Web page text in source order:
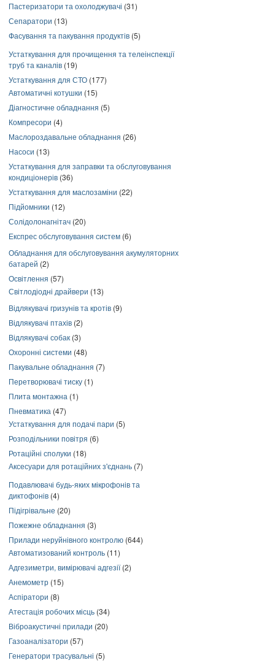
Пастеризатори та охолоджувачі (31)
Сепаратори (13)
Фасування та пакування продуктів (5)
Устаткування для прочищення та телеінспекції
труб та каналів (19)
Устаткування для СТО (177)
Автоматичні котушки (15)
Діагностичне обладнання (5)
Компресори (4)
Маслороздавальне обладнання (26)
Насоси (13)
Устаткування для заправки та обслуговування
кондиціонерів (36)
Устаткування для маслозаміни (22)
Підйомники (12)
Солідолонагнітач (20)
Експрес обслуговування систем (6)
Обладнання для обслуговування акумуляторних
батарей (2)
Освітлення (57)
Світлодіодні драйвери (13)
Відлякувачі гризунів та кротів (9)
Відлякувачі птахів (2)
Відлякувачі собак (3)
Охоронні системи (48)
Пакувальне обладнання (7)
Перетворювачі тиску (1)
Плита монтажна (1)
Пневматика (47)
Устаткування для подачі пари (5)
Розподільники повітря (6)
Ротаційні сполуки (18)
Аксесуари для ротаційних з'єднань (7)
Подавлювачі будь-яких мікрофонів та
диктофонів (4)
Підігрівальне (20)
Пожежне обладнання (3)
Прилади неруйнівного контролю (644)
Автоматизований контроль (11)
Адгезиметри, вимірювачі адгезії(2)
Анемометр (15)
Аспіратори (8)
Атестація робочих місць (34)
Віброакустичні прилади (20)
Газоаналізатори (57)
Генератори трасувальні (5)